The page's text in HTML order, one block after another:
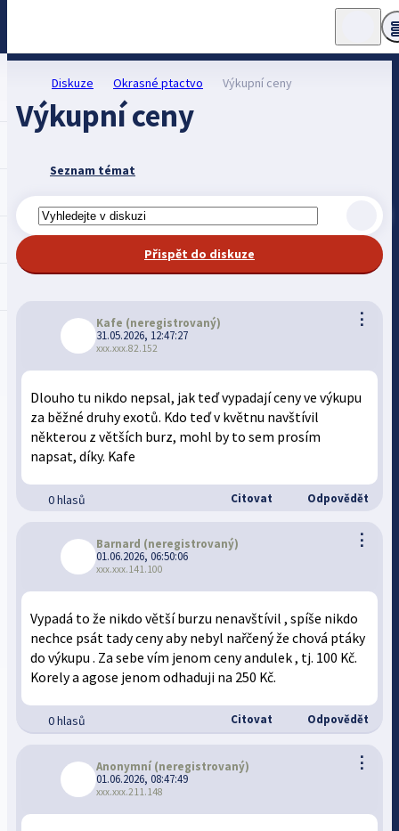
Diskuze Okrasné ptactvo Výkupní ceny
Výkupní ceny
Seznam témat
Přispět do diskuze
⋮
Kafe (neregistrovaný)
31.05.2026, 12:47:27
xxx.xxx.82.152
Dlouho tu nikdo nepsal, jak teď vypadají ceny ve výkupu
za běžné druhy exotů. Kdo teď v květnu navštívil
některou z větších burz, mohl by to sem prosím
napsat, díky. Kafe
0 hlasů Citovat Odpovědět
⋮
Barnard (neregistrovaný)
01.06.2026, 06:50:06
xxx.xxx.141.100
Vypadá to že nikdo větší burzu nenavštívil , spíše nikdo
nechce psát tady ceny aby nebyl nařčený že chová ptáky
do výkupu . Za sebe vím jenom ceny andulek , tj. 100 Kč.
Korely a agose jenom odhaduji na 250 Kč.
0 hlasů Citovat Odpovědět
⋮
Anonymní (neregistrovaný)
01.06.2026, 08:47:49
xxx.xxx.211.148